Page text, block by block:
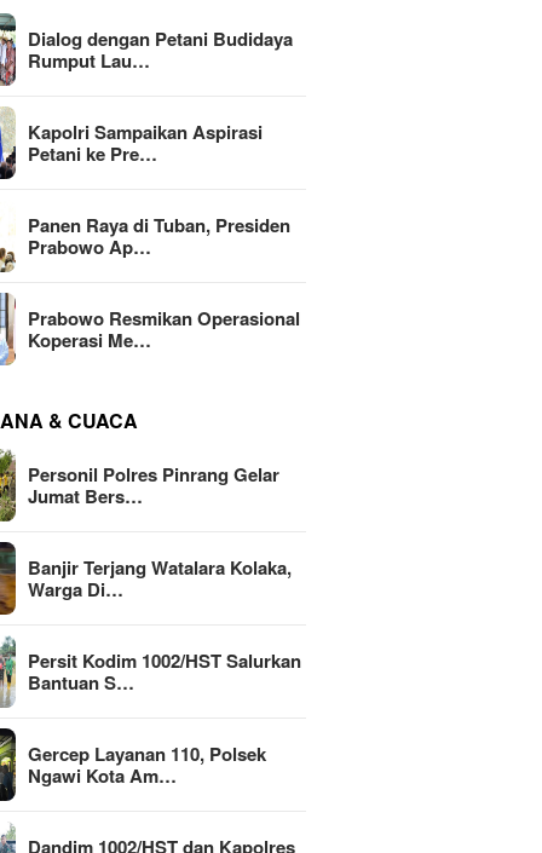
Dialog dengan Petani Budidaya
Rumput Lau…
Kapolri Sampaikan Aspirasi
Petani ke Pre…
Panen Raya di Tuban, Presiden
Prabowo Ap…
Prabowo Resmikan Operasional
Koperasi Me…
& CUACA
Personil Polres Pinrang Gelar
Jumat Bers…
Banjir Terjang Watalara Kolaka,
Warga Di…
Persit Kodim 1002/HST Salurkan
Bantuan S…
Gercep Layanan 110, Polsek
Ngawi Kota Am…
Dandim 1002/HST dan Kapolres